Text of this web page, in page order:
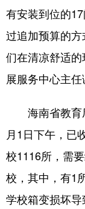
有安装到位的
过追加预算的
们在清凉舒适
展服务中心主任
海南省教育
月1日下午，已
校1116所，需
校，其中，有1
学校箱变损坏